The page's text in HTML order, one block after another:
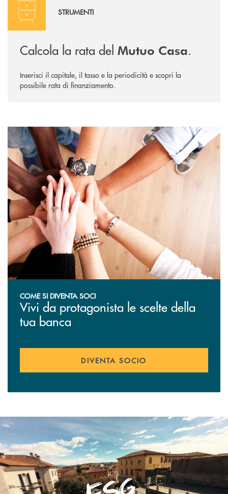
STRUMENTI
Calcola la rata del Mutuo Casa.
Inserisci il capitale, il tasso e la periodicità e scopri la
possibile rata di finanziamento.
Diventa socio
COME SI DIVENTA SOCI
Vivi da protagonista le scelte della
tua banca
DIVENTA SOCIO